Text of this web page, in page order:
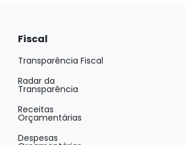
Fiscal
Transparência Fiscal
Radar da
Transparência
Receitas
Orçamentárias
Despesas